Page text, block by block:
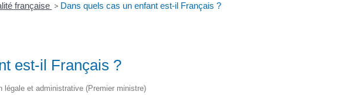
française > Dans quels cas un enfant est-il Français ?
est-il Français ?
légale et administrative (Premier ministre)